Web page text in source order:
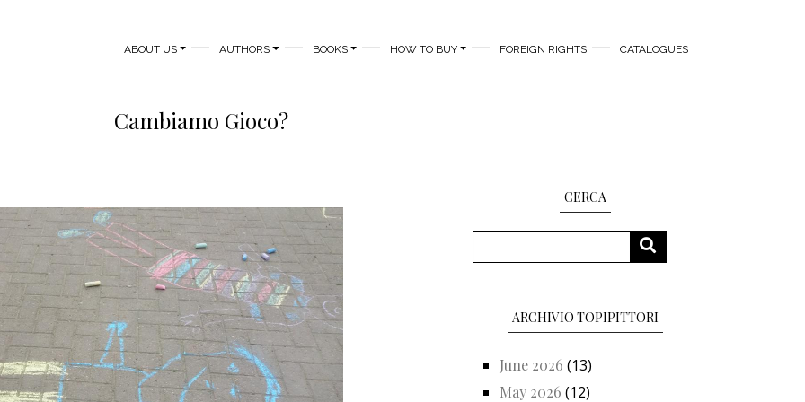
MAIN NAVIGATION
ABOUT US AUTHORS BOOKS HOW TO BUY FOREIGN RIGHTS CATALOGUES
Cambiamo Gioco?
CERCA
SEARCH
ARCHIVIO TOPIPITTORI
June 2026 (13)
May 2026 (12)